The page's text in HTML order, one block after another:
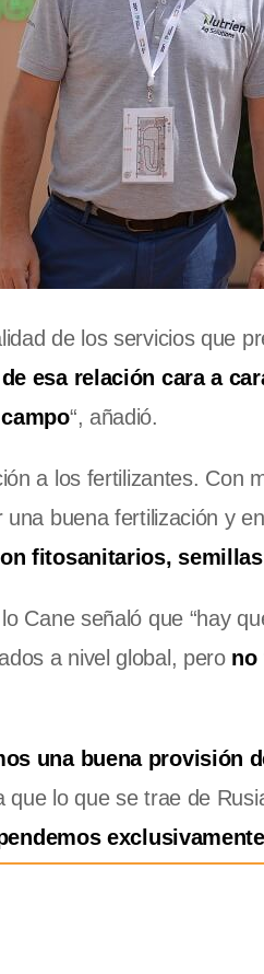
de los servicios que
esa relación cara a
“, añadió.
a los fertilizantes. Con
buena fertilización y
fitosanitarios,
Cane señaló que “hay
a nivel global, pero no
una buena provisión
lo que se trae de